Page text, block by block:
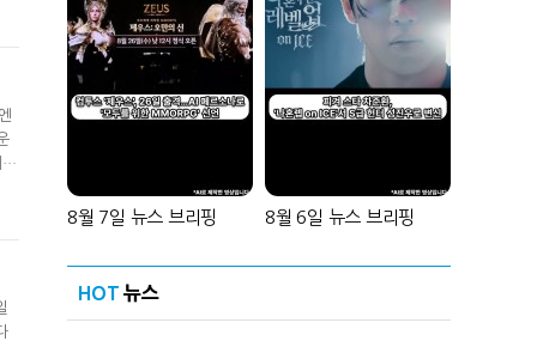
8월 7일 뉴스 브리핑 8월 6일 뉴스 브리핑
HOT 뉴스